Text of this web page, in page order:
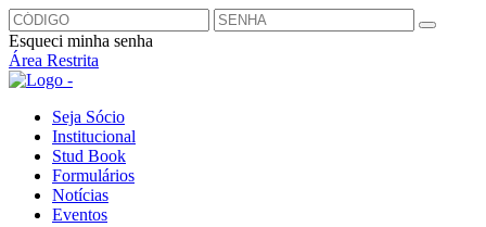
Esqueci minha senha
Área Restrita
Seja Sócio
Institucional
Stud Book
Formulários
Notícias
Eventos